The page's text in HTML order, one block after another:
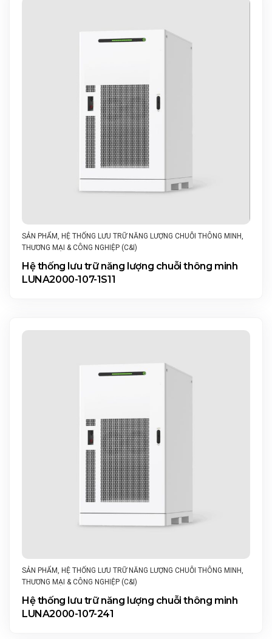
SẢN PHẨM, HỆ THỐNG LƯU TRỮ NĂNG LƯỢNG CHUỖI THÔNG MINH,
THƯƠNG MẠI & CÔNG NGHIỆP (C&I)
Hệ thống lưu trữ năng lượng chuỗi thông minh
LUNA2000-107-1S11
SẢN PHẨM, HỆ THỐNG LƯU TRỮ NĂNG LƯỢNG CHUỖI THÔNG MINH,
THƯƠNG MẠI & CÔNG NGHIỆP (C&I)
Hệ thống lưu trữ năng lượng chuỗi thông minh
LUNA2000-107-241